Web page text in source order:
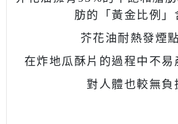
肪的「黃金比例」
芥花油耐熱發煙
在炸地瓜酥片的過程中不易
對人體也較無負